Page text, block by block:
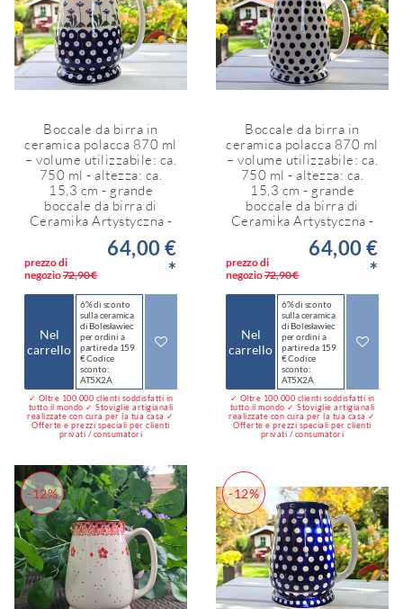
Boccale da birra in
ceramica polacca 870 ml
– volume utilizzabile: ca.
750 ml - altezza: ca.
15,3 cm - grande
boccale da birra di
Ceramika Artystyczna -
prezzo di
negozio72,90 €
64,00 €
*
Nel
carrello
6% di sconto
sulla ceramica
di Bolesławiec
per ordini a
partire da 159
€ Codice
sconto:
AT5X2A
✓ Oltre 100.000 clienti soddisfatti in
tutto il mondo ✓ Stoviglie artigianali
realizzate con cura per la tua casa ✓
Offerte e prezzi speciali per clienti
privati / consumatori
Boccale da birra in
ceramica polacca 870 ml
– volume utilizzabile: ca.
750 ml - altezza: ca.
15,3 cm - grande
boccale da birra di
Ceramika Artystyczna -
prezzo di
negozio72,90 €
64,00 €
*
Nel
carrello
6% di sconto
sulla ceramica
di Bolesławiec
per ordini a
partire da 159
€ Codice
sconto:
AT5X2A
✓ Oltre 100.000 clienti soddisfatti in
tutto il mondo ✓ Stoviglie artigianali
realizzate con cura per la tua casa ✓
Offerte e prezzi speciali per clienti
privati / consumatori
-12% -12%